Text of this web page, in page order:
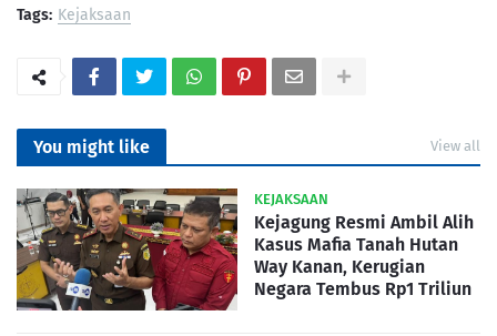
Tags: Kejaksaan
You might like View all
KEJAKSAAN
Kejagung Resmi Ambil Alih
Kasus Mafia Tanah Hutan
Way Kanan, Kerugian
Negara Tembus Rp1 Triliun